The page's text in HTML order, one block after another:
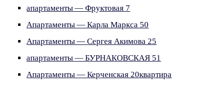
апартаменты — Фруктовая 7
Апартаменты — Карла Маркса 50
Апартаменты — Сергея Акимова 25
апартаменты — БУРНАКОВСКАЯ 51
Апартаменты — Керченская 20квартира